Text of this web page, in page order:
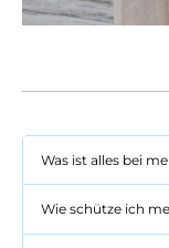
Was ist alles bei
Wie schütze ich